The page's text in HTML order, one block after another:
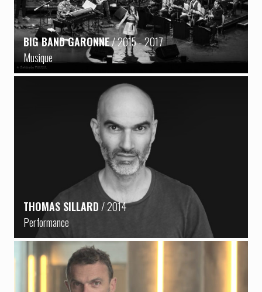
BIG BAND GARONNE/ 2015 - 2017
Musique
THOMAS SILLARD/ 2014
Performance